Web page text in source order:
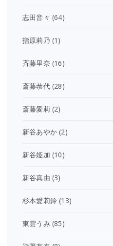
志田音々 (64)
指原莉乃 (1)
斉藤里奈 (16)
斎藤恭代(28)
斎藤愛莉 (2)
新谷あやか (2)
新谷姫加 (10)
新谷真由 (3)
杉本愛莉鈴 (13)
東雲うみ (85)